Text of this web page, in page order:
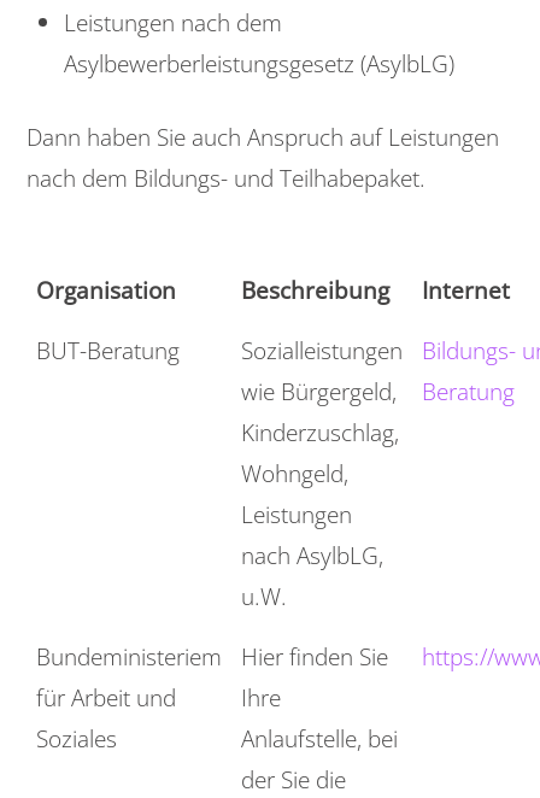
Leistungen nach dem
Asylbewerberleistungsgesetz (AsylbLG)
Dann haben Sie auch Anspruch auf Leistungen
nach dem Bildungs- und Teilhabepaket.
Organisation Beschreibung
Internet
BUT-Beratung
Sozialleistungen
wie Bürgergeld,
Kinderzuschlag,
Wohngeld,
Leistungen
nach AsylbLG,
u.W.
Bildungs-
Beratung
Bundeministeriem
für Arbeit und
Soziales
Hier finden Sie
Ihre
Anlaufstelle, bei
der Sie die
https://